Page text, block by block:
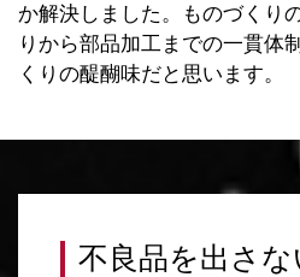
か解決しました。ものづくり
りから部品加工までの一貫体
くりの醍醐味だと思います。
不良品を出さ